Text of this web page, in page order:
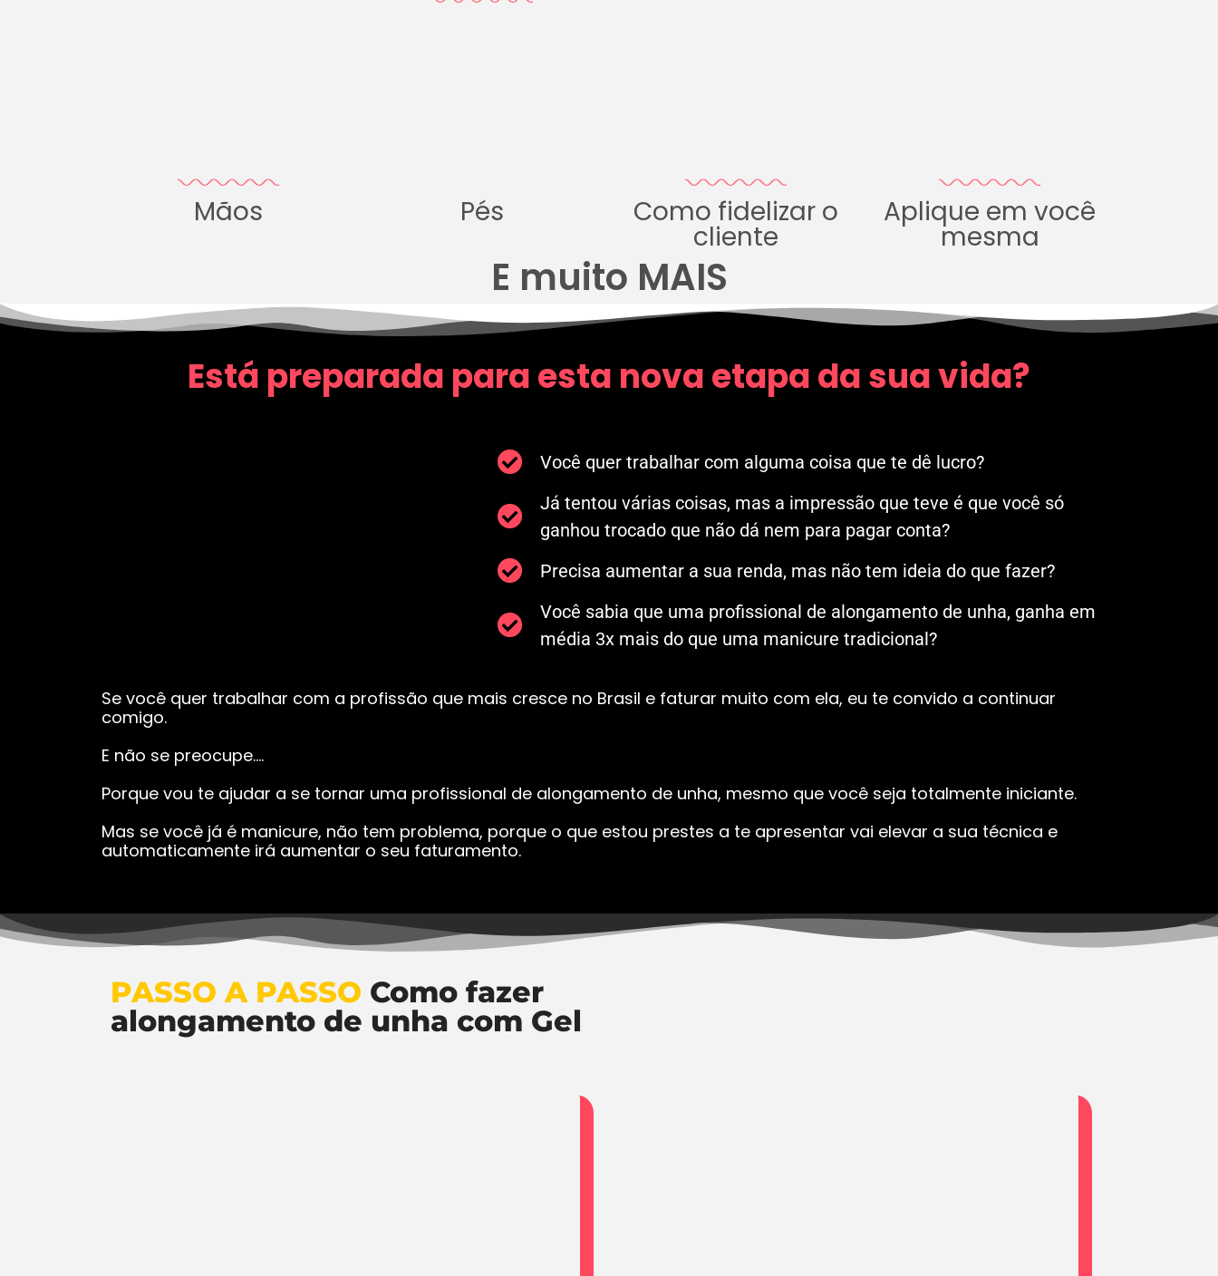
Mãos Pés Como fidelizar o
cliente
Aplique em você
mesma
E muito MAIS
Está preparada para esta nova etapa da sua vida?
Você quer trabalhar com alguma coisa que te dê lucro?
Já tentou várias coisas, mas a impressão que teve é que você só
ganhou trocado que não dá nem para pagar conta?
Precisa aumentar a sua renda, mas não tem ideia do que fazer?
Você sabia que uma profissional de alongamento de unha, ganha em
média 3x mais do que uma manicure tradicional?
Se você quer trabalhar com a profissão que mais cresce no Brasil e faturar muito com ela, eu te convido a continuar
comigo.
E não se preocupe….
Porque vou te ajudar a se tornar uma profissional de alongamento de unha, mesmo que você seja totalmente iniciante.
Mas se você já é manicure, não tem problema, porque o que estou prestes a te apresentar vai elevar a sua técnica e
automaticamente irá aumentar o seu faturamento.
PASSO A PASSO Como fazer
alongamento de unha com Gel